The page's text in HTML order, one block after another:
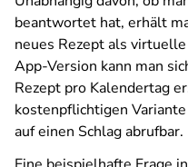
beantwortet hat, erhält
neues Rezept als
App-Version kann man
Rezept pro Kalendertag
kostenpflichtigen
auf einen Schlag abrufbar.